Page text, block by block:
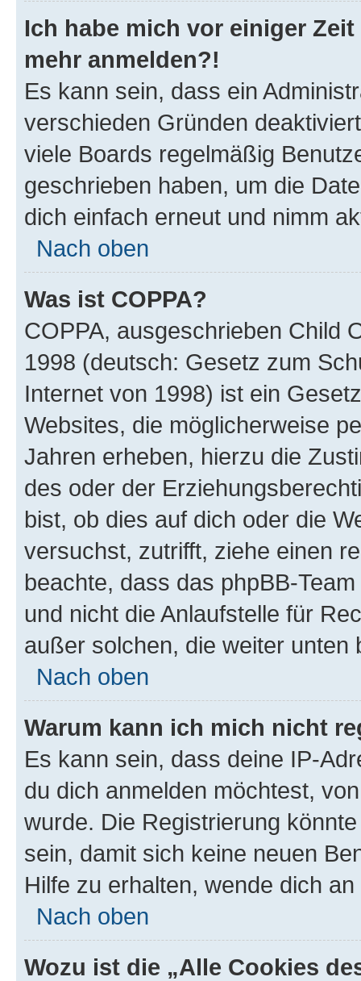
Ich habe mich vor einiger
mehr anmelden?!
Es kann sein, dass ein
verschieden Gründen
viele Boards regelmäßig
geschrieben haben, um die
dich einfach erneut und nimm
Nach oben
Was ist COPPA?
COPPA, ausgeschrieben Child
1998 (deutsch: Gesetz zum
Internet von 1998) ist ein
Websites, die möglicherweise
Jahren erheben, hierzu die
des oder der
bist, ob dies auf dich oder die
versuchst, zutrifft, ziehe einen
beachte, dass das phpBB-
und nicht die Anlaufstelle für
außer solchen, die weiter unten
Nach oben
Warum kann ich mich nicht
Es kann sein, dass deine IP-
du dich anmelden möchtest,
wurde. Die Registrierung
sein, damit sich keine neuen
Hilfe zu erhalten, wende dich
Nach oben
Wozu ist die „Alle Cookies